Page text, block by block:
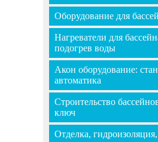
Оборудование для
Нагреватели для
подогрев воды
Акон оборудование:
автоматика
Строительство
ключ
Отделка, гидроизоляция,